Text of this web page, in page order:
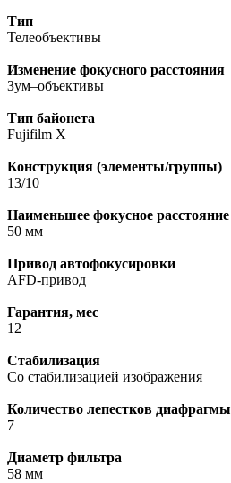
Тип
Телеобъективы
Изменение фокусного расстояния
Зум–объективы
Тип байонета
Fujifilm X
Конструкция (элементы/группы)
13/10
Наименьшее фокусное расстояние
50 мм
Привод автофокусировки
AFD-привод
Гарантия, мес
12
Стабилизация
Со стабилизацией изображения
Количество лепестков диафрагмы
7
Диаметр фильтра
58 мм